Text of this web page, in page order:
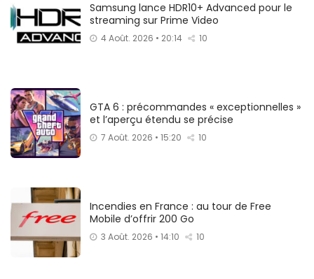
Samsung lance HDR10+ Advanced pour le
streaming sur Prime Video
4 Août. 2026 • 20:14 10
GTA 6 : précommandes « exceptionnelles »
et l’aperçu étendu se précise
7 Août. 2026 • 15:20 10
Incendies en France : au tour de Free
Mobile d’offrir 200 Go
3 Août. 2026 • 14:10 10